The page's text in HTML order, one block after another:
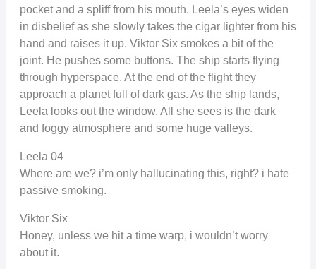
pocket and a spliff from his mouth. Leela’s eyes widen
in disbelief as she slowly takes the cigar lighter from his
hand and raises it up. Viktor Six smokes a bit of the
joint. He pushes some buttons. The ship starts flying
through hyperspace. At the end of the flight they
approach a planet full of dark gas. As the ship lands,
Leela looks out the window. All she sees is the dark
and foggy atmosphere and some huge valleys.
Leela 04
Where are we? i’m only hallucinating this, right? i hate
passive smoking.
Viktor Six
Honey, unless we hit a time warp, i wouldn’t worry
about it.